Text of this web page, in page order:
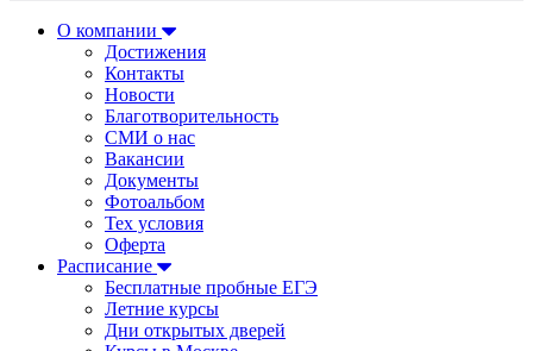
О компании
Достижения
Контакты
Новости
Благотворительность
СМИ о нас
Вакансии
Документы
Фотоальбом
Тех условия
Оферта
Расписание
Бесплатные пробные ЕГЭ
Летние курсы
Дни открытых дверей